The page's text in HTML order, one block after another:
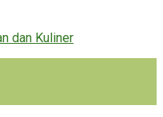
dan Kuliner